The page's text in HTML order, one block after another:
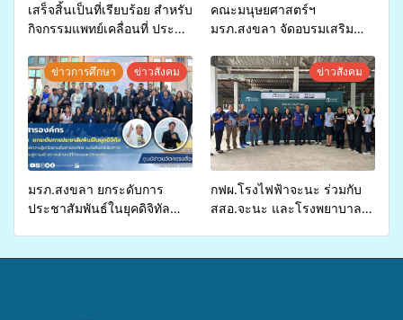
เสร็จสิ้นเป็นที่เรียบร้อย สำหรับ
กิจกรรมแพทย์เคลื่อนที่ ประจำ
สุขภาพแก่ประชาชนในพื้นที่
อำเภอจะนะ
คณะมนุษยศาสตร์ฯ
มรภ.สงขลา จัดอบรมเสริม
จ่ายงบกองทุนสุขภาพตำบล
รองรับการจัดบริการพาหนะรับ
ส่งผู้ทุพพลภาพเพื่อเข้ารับ
บริการสาธารณสุข ลดความ
เหลื่อมล้ำ ยกระดับคุณภาพ
ชีวิตประชาชนอย่างยั่งยืน
ข่าวการศึกษา ข่าวสังคม
มรภ.สงขลา ยกระดับการ
ประชาสัมพันธ์ในยุคดิจิทัล
ข่าวสังคม
กฟผ.โรงไฟฟ้าจะนะ ร่วมกับ
สสอ.จะนะ และโรงพยาบาล